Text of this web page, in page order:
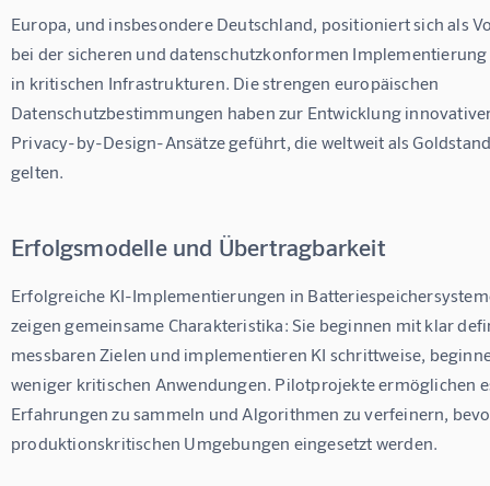
Europa, und insbesondere Deutschland, positioniert sich als
bei der sicheren und datenschutzkonformen
in kritischen Infrastrukturen. Die strengen europäischen
Datenschutzbestimmungen haben zur Entwicklung
Privacy-by-Design-Ansätze geführt, die weltweit als
gelten.
Erfolgsmodelle und Übertragbarkeit
Erfolgreiche KI-Implementierungen in
zeigen gemeinsame Charakteristika: Sie beginnen mit klar
messbaren Zielen und implementieren KI schrittweise,
weniger kritischen Anwendungen. Pilotprojekte ermöglichen
Erfahrungen zu sammeln und Algorithmen zu verfeinern,
produktionskritischen Umgebungen eingesetzt werden.